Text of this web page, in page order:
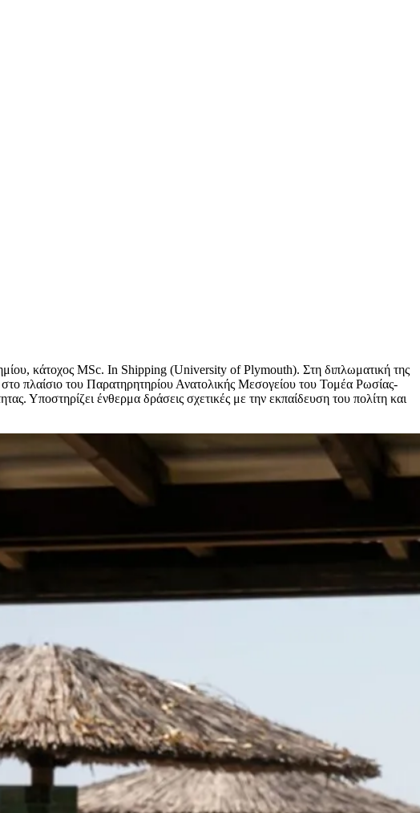
κάτοχος ΜSc. In Shipping (University of Plymouth). Στη διπλωματική της
πλαίσιο του Παρατηρητηρίου Ανατολικής Μεσογείου του Τομέα Ρωσίας-
Υποστηρίζει ένθερμα δράσεις σχετικές με την εκπαίδευση του πολίτη και